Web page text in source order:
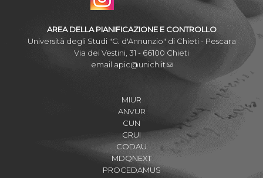
AREA DELLA PIANIFICAZIONE E CONTROLLO
Università degli Studi "G. d'Annunzio" di Chieti - Pescara
Via dei Vestini, 31 - 66100 Chieti
email apic@unich.it
MIUR
ANVUR
CUN
CRUI
CODAU
MDQNEXT
PROCEDAMUS